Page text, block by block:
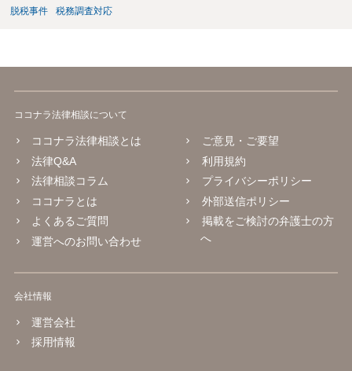
脱税事件 税務調査対応
ココナラ法律相談について
ココナラ法律相談とは
法律Q&A
法律相談コラム
ココナラとは
よくあるご質問
運営へのお問い合わせ
ご意見・ご要望
利用規約
プライバシーポリシー
外部送信ポリシー
掲載をご検討の弁護士の方
へ
会社情報
運営会社
採用情報